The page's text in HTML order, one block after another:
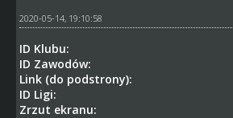
2020-05-14, 19:10:58
ID Klubu:
ID Zawodów:
Link (do podstrony):
ID Ligi:
Zrzut ekranu: